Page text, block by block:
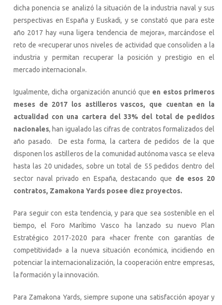
dicha ponencia se analizó la situación de la industria naval y sus
perspectivas en España y Euskadi, y se constató que para este
año 2017 hay «una ligera tendencia de mejora», marcándose el
reto de «recuperar unos niveles de actividad que consoliden a la
industria y permitan recuperar la posición y prestigio en el
mercado internacional».
Igualmente, dicha organización anunció que en estos primeros
meses de 2017 los astilleros vascos, que cuentan en la
actualidad con una cartera del 33% del total de pedidos
nacionales, han igualado las cifras de contratos formalizados del
año pasado. De esta forma, la cartera de pedidos de la que
disponen los astilleros de la comunidad autónoma vasca se eleva
hasta las 20 unidades, sobre un total de 55 pedidos dentro del
sector naval privado en España, destacando que de esos 20
contratos, Zamakona Yards posee diez proyectos.
Para seguir con esta tendencia, y para que sea sostenible en el
tiempo, el Foro Marítimo Vasco ha lanzado su nuevo Plan
Estratégico 2017-2020 para «hacer frente con garantías de
competitividad» a la nueva situación económica, incidiendo en
potenciar la internacionalización, la cooperación entre empresas,
la formación y la innovación.
Para Zamakona Yards, siempre supone una satisfacción apoyar y